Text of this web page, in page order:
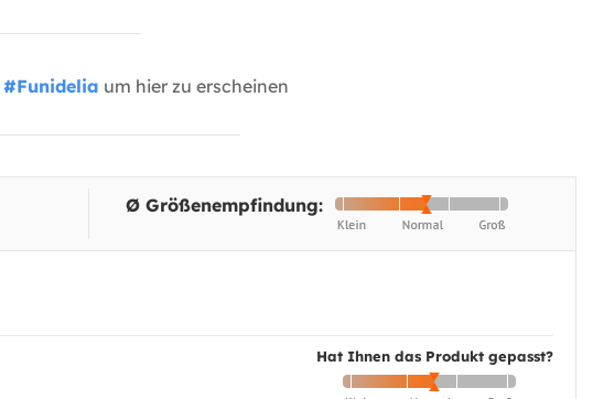
#Funidelia um hier zu erscheinen
Ø Größenempfindung:
Hat Ihnen das Produkt gepasst?